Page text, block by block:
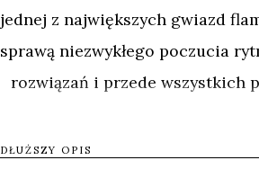
jednej z największych gwiazd
sprawą niezwykłego poczucia
rozwiązań i przede wszystkich
latach 60. i 70. ubiegłego wieku.
DŁUŻSZY OPIS